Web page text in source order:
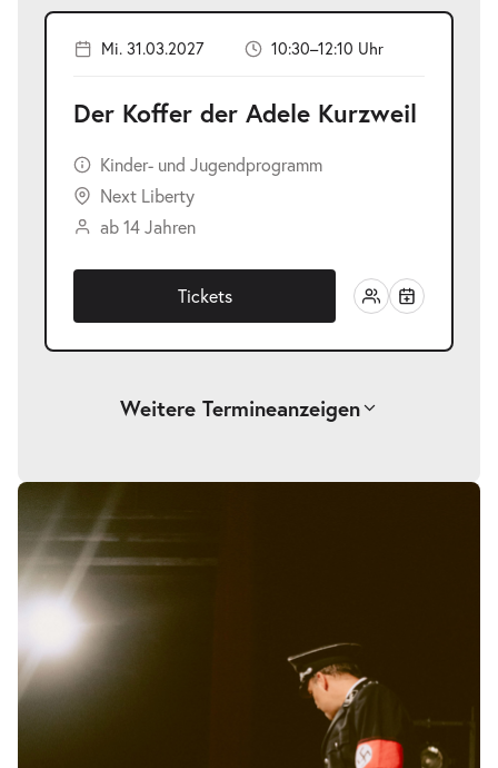
Mi. 31.03.2027 10:30–12:10 Uhr
Der Koffer der Adele Kurzweil
Kinder- und Jugendprogramm
Next Liberty
ab 14 Jahren
Tickets
Weitere Termineanzeigen
Der Koffer der Adele Kurzweil-
Mi. 25.11.2026
10:30–12:10 Uhr
Der Koffer der Adele Kurzweil-
Mi.
25.11.2026
Ausverkauft
Bildergalerie
überspringen